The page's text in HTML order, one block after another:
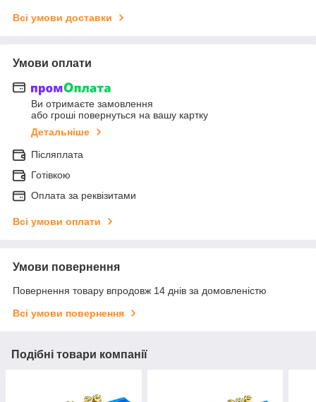
Всі умови доставки
Умови оплати
Ви отримаєте замовлення
або гроші повернуться на вашу картку
Детальніше
Післяплата
Готівкою
Оплата за реквізитами
Всі умови оплати
Умови повернення
Повернення товару впродовж 14 днів за домовленістю
Всі умови повернення
Подібні товари компанії